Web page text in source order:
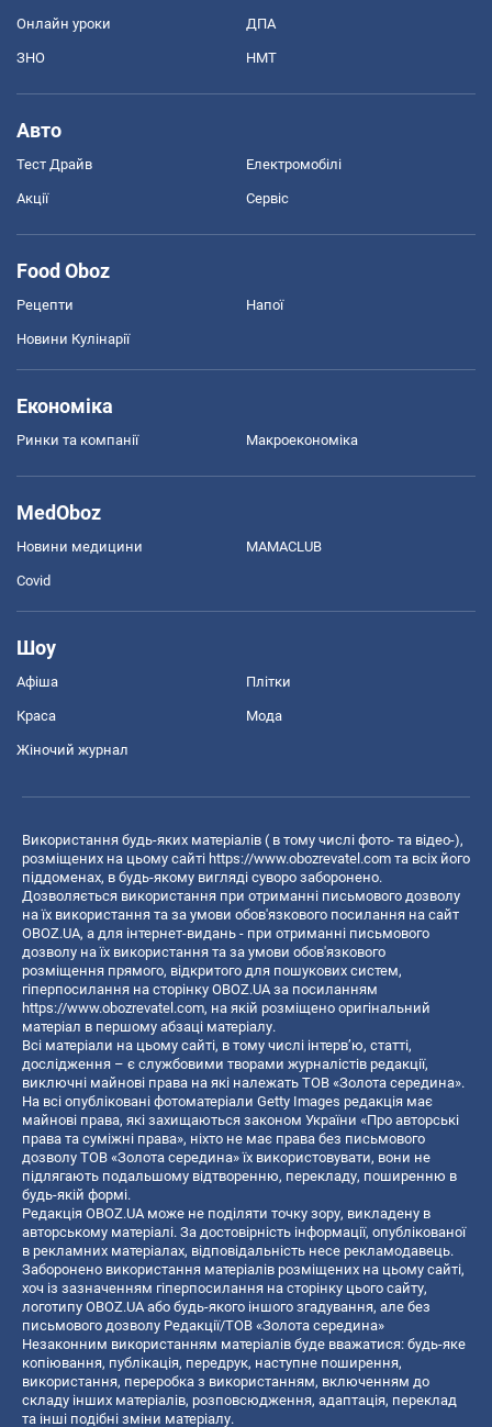
Онлайн уроки ДПА
ЗНО НМТ
Авто
Тест Драйв Електромобілі
Акції Сервіс
Food Oboz
Рецепти Напої
Новини Кулінарії
Економіка
Ринки та компанії Макроекономіка
MedOboz
Новини медицини MAMACLUB
Covid
Шоу
Афіша Плітки
Краса Мода
Жіночий журнал
Використання будь-яких матеріалів ( в тому числі фото- та відео-),
розміщених на цьому сайті https://www.obozrevatel.com та всіх його
піддоменах, в будь-якому вигляді суворо заборонено.
Дозволяється використання при отриманні письмового дозволу
на їх використання та за умови обов'язкового посилання на сайт
OBOZ.UA, а для інтернет-видань - при отриманні письмового
дозволу на їх використання та за умови обов'язкового
розміщення прямого, відкритого для пошукових систем,
гіперпосилання на сторінку OBOZ.UA за посиланням
https://www.obozrevatel.com, на якій розміщено оригінальний
матеріал в першому абзаці матеріалу.
Всі матеріали на цьому сайті, в тому числі інтерв’ю, статті,
дослідження – є службовими творами журналістів редакції,
виключні майнові права на які належать ТОВ «Золота середина».
На всі опубліковані фотоматеріали Getty Images редакція має
майнові права, які захищаються законом України «Про авторські
права та суміжні права», ніхто не має права без письмового
дозволу ТОВ «Золота середина» їх використовувати, вони не
підлягають подальшому відтворенню, перекладу, поширенню в
будь-якій формі.
Редакція OBOZ.UA може не поділяти точку зору, викладену в
авторському матеріалі. За достовірність інформації, опублікованої
в рекламних матеріалах, відповідальність несе рекламодавець.
Заборонено використання матеріалів розміщених на цьому сайті,
хоч із зазначенням гіперпосилання на сторінку цього сайту,
логотипу OBOZ.UA або будь-якого іншого згадування, але без
письмового дозволу Редакції/ТОВ «Золота середина»
Незаконним використанням матеріалів буде вважатися: будь-яке
копiювання, публiкацiя, передрук, наступне поширення,
використання, переробка з використанням, включенням до
складу інших матеріалів, розповсюдження, адаптація, переклад
та інші подібні зміни матеріалу.